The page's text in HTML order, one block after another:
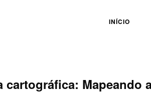
INÍCIO
Mapeando